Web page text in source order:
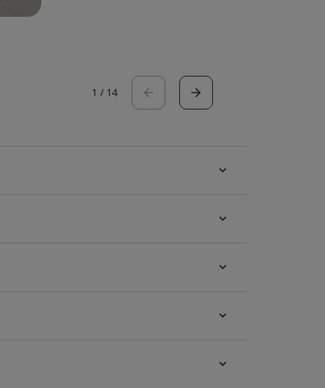
1 / 14